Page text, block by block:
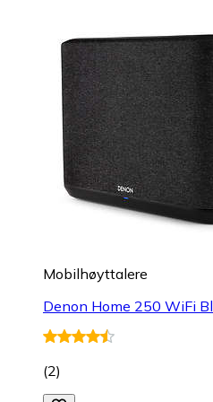
Mobilhøyttalere
Denon Home 250 WiFi
(2)